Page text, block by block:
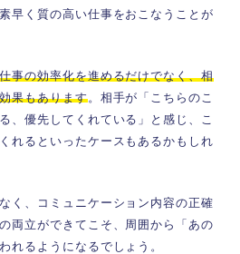
早く質の高い仕事をおこなうことが
事の効率化を進めるだけでなく、相
果もあります。相手が「こちらのこ
、優先してくれている」と感じ、こ
れるといったケースもあるかもしれ
く、コミュニケーション内容の正確
両立ができてこそ、周囲から「あの
れるようになるでしょう。